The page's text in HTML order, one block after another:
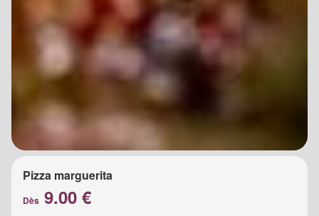
Pizza marguerita
Dès 9.00 €